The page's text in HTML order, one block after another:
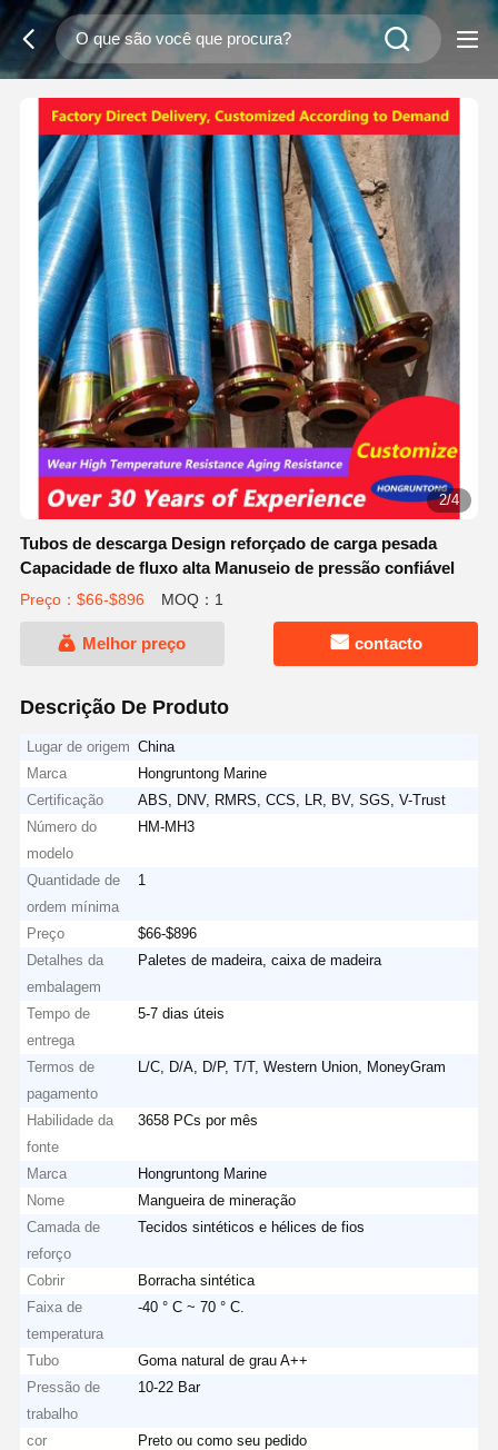
3/4
Tubos de descarga Design reforçado de carga pesada
Capacidade de fluxo alta Manuseio de pressão confiável
Preço：$66-$896 MOQ：1
Melhor preço contacto
Descrição De Produto
Lugar de origem China
Marca
Hongruntong Marine
Certificação
ABS, DNV, RMRS, CCS, LR, BV, SGS, V-Trust
Número do
modelo
HM-MH3
Quantidade de
ordem mínima
1
Preço
$66-$896
Detalhes da
embalagem
Paletes de madeira, caixa de madeira
Tempo de
entrega
5-7 dias úteis
Termos de
pagamento
L/C, D/A, D/P, T/T, Western Union, MoneyGram
Habilidade da
fonte
3658 PCs por mês
Marca
Hongruntong Marine
Nome
Mangueira de mineração
Camada de
reforço
Tecidos sintéticos e hélices de fios
Cobrir
Borracha sintética
Faixa de
temperatura
-40 ° C ~ 70 ° C.
Tubo
Goma natural de grau A++
Pressão de
trabalho
10-22 Bar
cor
Preto ou como seu pedido